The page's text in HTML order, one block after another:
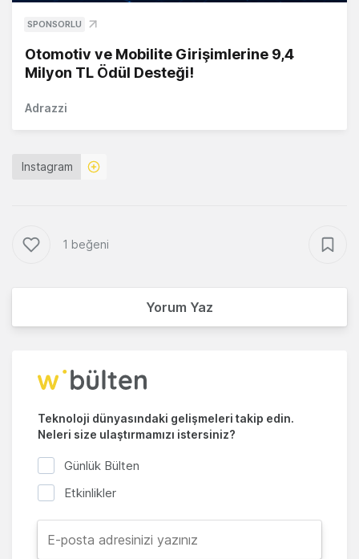
SPONSORLU
Otomotiv ve Mobilite Girişimlerine 9,4
Milyon TL Ödül Desteği!
Adrazzi
Instagram
1 beğeni
Yorum Yaz
Teknoloji dünyasındaki gelişmeleri takip edin.
Neleri size ulaştırmamızı istersiniz?
Günlük Bülten
Etkinlikler